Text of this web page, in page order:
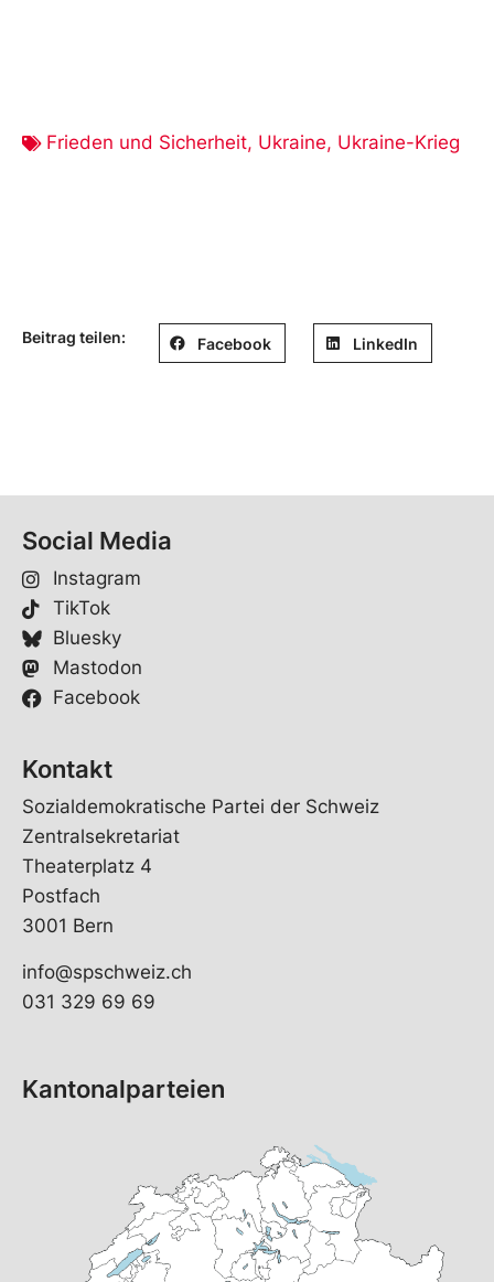
Frieden und Sicherheit, Ukraine, Ukraine-Krieg
Beitrag teilen: Facebook LinkedIn
Social Media
Instagram
TikTok
Bluesky
Mastodon
Facebook
Kontakt
Sozialdemokratische Partei der Schweiz
Zentralsekretariat
Theaterplatz 4
Postfach
3001 Bern
info@spschweiz.ch
031 329 69 69
Kantonalparteien